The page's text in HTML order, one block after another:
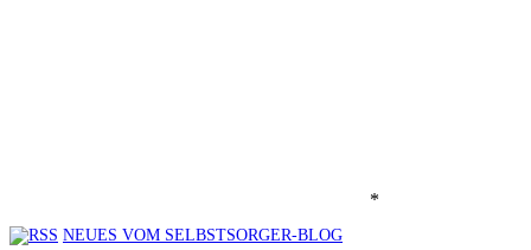
*
NEUES VOM SELBSTSORGER-BLOG